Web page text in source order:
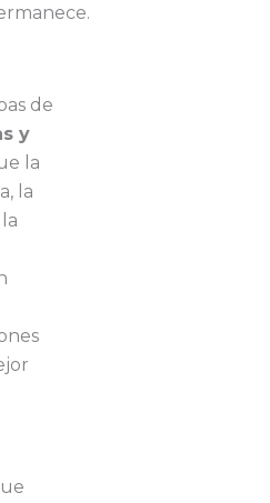
de
y
la
la